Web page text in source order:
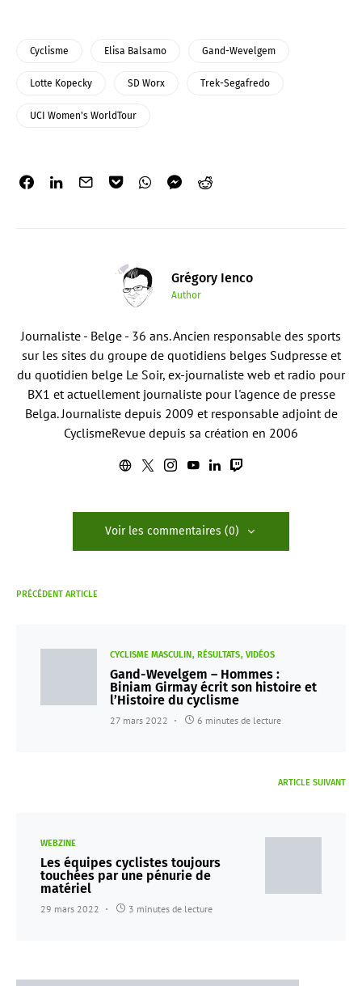
Cyclisme Elisa Balsamo Gand-Wevelgem
Lotte Kopecky SD Worx Trek-Segafredo
UCI Women's WorldTour
Grégory Ienco
Author
Journaliste - Belge - 36 ans. Ancien responsable des sports
sur les sites du groupe de quotidiens belges Sudpresse et
du quotidien belge Le Soir, ex-journaliste web et radio pour
BX1 et actuellement journaliste pour l'agence de presse
Belga. Journaliste depuis 2009 et responsable adjoint de
CyclismeRevue depuis sa création en 2006
Voir les commentaires (0)
PRÉCÉDENT ARTICLE
CYCLISME MASCULIN RÉSULTATS VIDÉOS
Gand-Wevelgem – Hommes :
Biniam Girmay écrit son histoire et
l’Histoire du cyclisme
27 mars 2022 6 minutes de lecture
ARTICLE SUIVANT
WEBZINE
Les équipes cyclistes toujours
touchées par une pénurie de
matériel
29 mars 2022 3 minutes de lecture